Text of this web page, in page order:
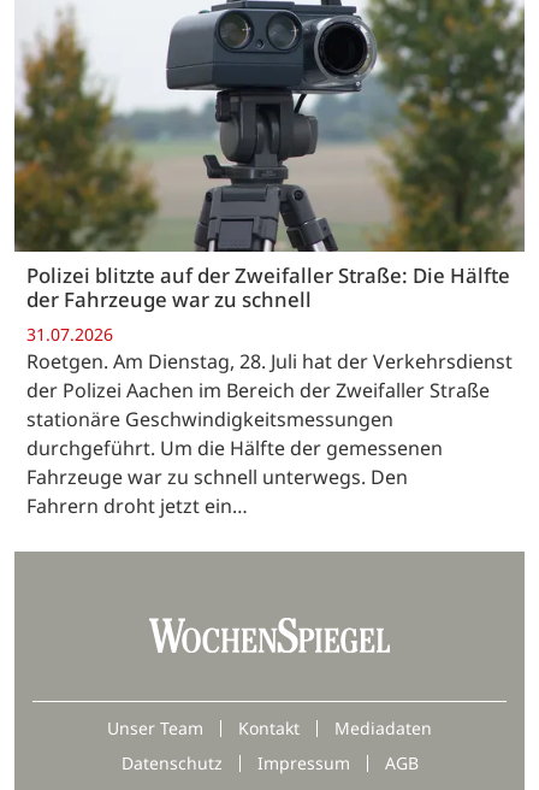
Polizei blitzte auf der Zweifaller Straße: Die Hälfte
der Fahrzeuge war zu schnell
31.07.2026
Roetgen. Am Dienstag, 28. Juli hat der Verkehrsdienst
der Polizei Aachen im Bereich der Zweifaller Straße
stationäre Geschwindigkeitsmessungen
durchgeführt. Um die Hälfte der gemessenen
Fahrzeuge war zu schnell unterwegs. Den
Fahrern droht jetzt ein…
Unser Team Kontakt
Mediadaten
Datenschutz
Impressum
AGB